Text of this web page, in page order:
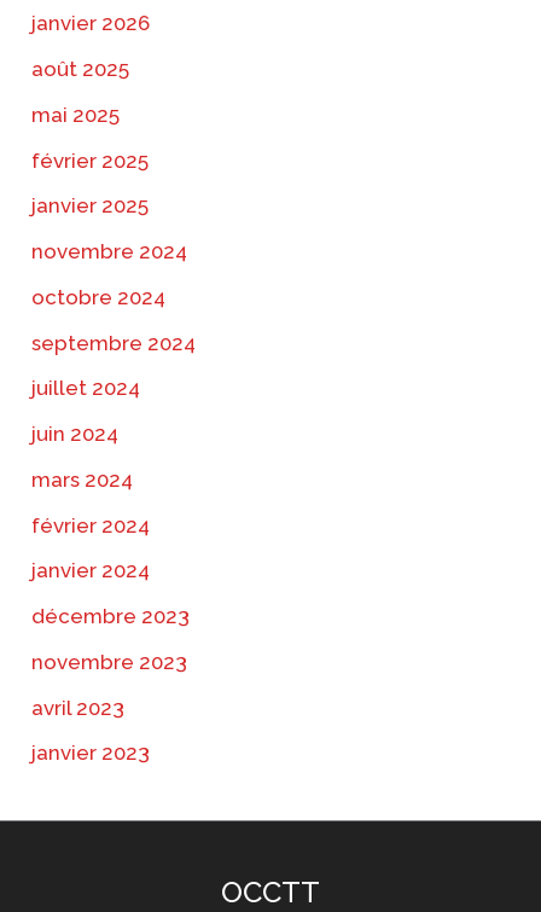
janvier 2026
août 2025
mai 2025
février 2025
janvier 2025
novembre 2024
octobre 2024
septembre 2024
juillet 2024
juin 2024
mars 2024
février 2024
janvier 2024
décembre 2023
novembre 2023
avril 2023
janvier 2023
OCCTT